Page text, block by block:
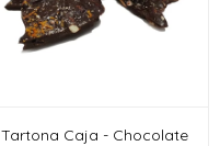
Tartona Caja - Chocolate